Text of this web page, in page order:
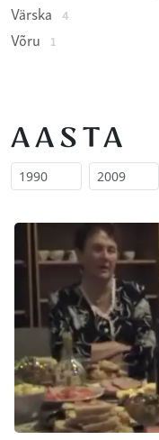
Värska 4
Võru 1
AASTA